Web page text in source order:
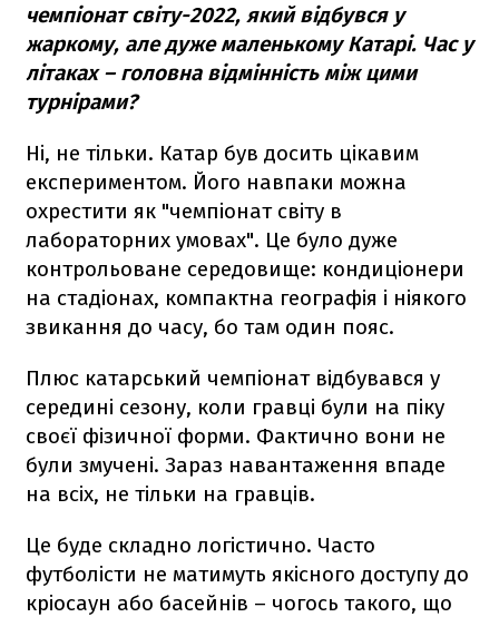
чемпіонат світу-2022, який відбувся у
жаркому, але дуже маленькому Катарі. Час у
літаках – головна відмінність між цими
турнірами?
Ні, не тільки. Катар був досить цікавим
експериментом. Його навпаки можна
охрестити як "чемпіонат світу в
лабораторних умовах". Це було дуже
контрольоване середовище: кондиціонери
на стадіонах, компактна географія і ніякого
звикання до часу, бо там один пояс.
Плюс катарський чемпіонат відбувався у
середині сезону, коли гравці були на піку
своєї фізичної форми. Фактично вони не
були змучені. Зараз навантаження впаде
на всіх, не тільки на гравців.
Це буде складно логістично. Часто
футболісти не матимуть якісного доступу до
кріосаун або басейнів – чогось такого, що